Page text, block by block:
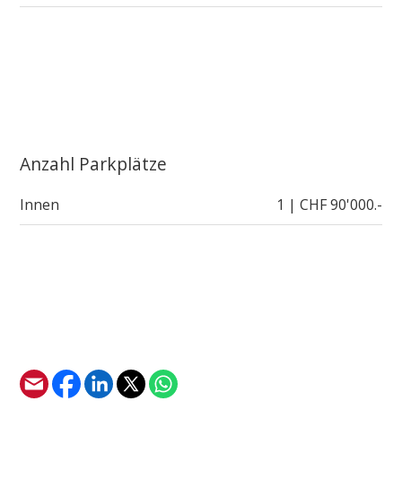
Anzahl Parkplätze
Innen 1 | CHF 90'000.-